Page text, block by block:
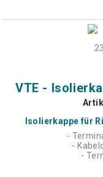
Isolierkappe für
-
-
-